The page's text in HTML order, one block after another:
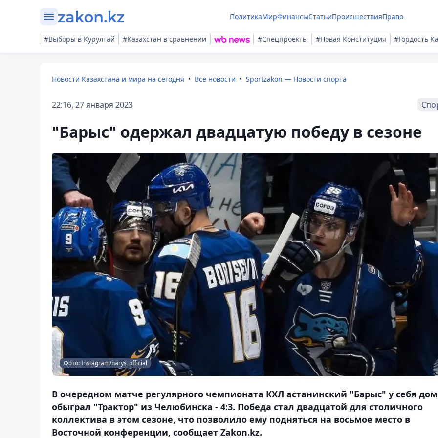
ПолитикаМирФинансыСтатьиПроисшествияПраво
#Выборы в Курултай #Казахстан в сравнении #Спецпроекты #Новая Конституция #Гордость
Новости Казахстана и мира на сегодня Все новости Sportzakon — Новости спорта
22:16, 27 января 2023
"Барыс" одержал двадцатую победу в сезоне
Фото: Instagram/barys_official
В очередном матче регулярного чемпионата КХЛ астанинский "Барыс" у себя
обыграл "Трактор" из Челюбинска - 4:3. Победа стал двадцатой для столичного
коллектива в этом сезоне, что позволило ему подняться на восьмое место в
Восточной конференции, сообщает Zakon.kz.